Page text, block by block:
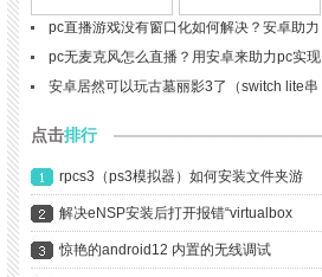
窗口化问题解决(spacedesk扩展屏的使用，
安卓做为显示器)(目前最佳实践)
pc直播游戏没有窗口化如何解决？安卓助力
窗口化问题解决(ev扩展屏的使用，安卓做为
显示器)
pc无麦克风怎么直播？用安卓来助力pc实现
直播开麦吧
安卓居然可以玩古墓丽影3了（switch lite串
点击排行
rpcs3（ps3模拟器）如何安装文件夹游
戏？以龙剑3为例手把手教你
解决eNSP安装后打开报错“virtualbox
version is not supported”
惊艳的android12 内置的无线调试